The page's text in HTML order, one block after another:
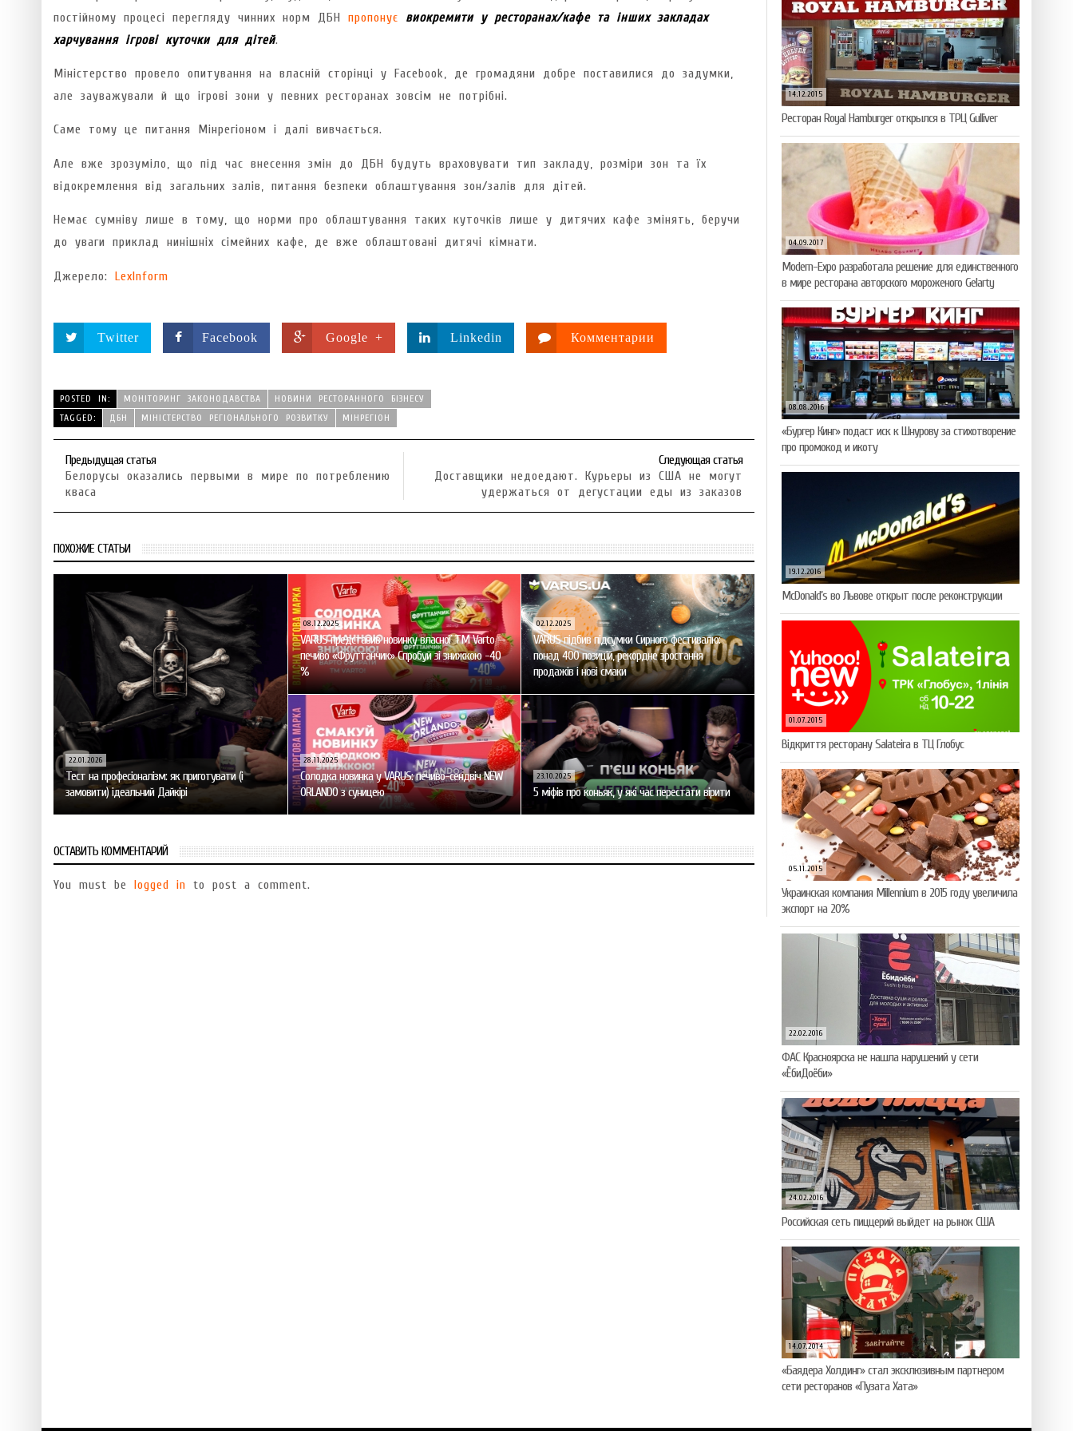
постійному процесі перегляду чинних норм ДБН пропонує
виокремити у ресторанах/кафе та інших закладах
харчування ігрові куточки для дітей.
Міністерство провело опитування на власній сторінці у Facebook, де громадяни добре поставилися до задумки,
але зауважували й що ігрові зони у певних ресторанах зовсім не потрібні.
Саме тому це питання Мінрегіоном і далі вивчається.
Але вже зрозуміло, що під час внесення змін до ДБН будуть враховувати тип закладу, розміри зон та їх
відокремлення від загальних залів, питання безпеки облаштування зон/залів для дітей.
Немає сумніву лише в тому, що норми про облаштування таких куточків лише у дитячих кафе змінять, беручи
до уваги приклад нинішніх сімейних кафе, де вже облаштовані дитячі кімнати.
Джерело: LexInform
Twitter Facebook Google + Linkedin Комментарии
POSTED IN: МОНІТОРИНГ ЗАКОНОДАВСТВА
НОВИНИ РЕСТОРАННОГО БІЗНЕСУ
TAGGED:
ДБН МІНІСТЕРСТВО РЕГІОНАЛЬНОГО РОЗВИТКУ МІНРЕГІОН
Предыдущая статья
Белорусы оказались первыми в мире по потреблению
кваса
Следующая статья
Доставщики недоедают. Курьеры из США не могут
удержаться от дегустации еды из заказов
ПОХОЖИЕ СТАТЬИ
22.01.2026
Тест на професіоналізм: як приготувати (і
замовити) ідеальний Дайкірі
08.12.2025
VARUS представив новинку власної ТМ Varto —
печиво «Фруттанчик» Спробуй зі знижкою -40
%
02.12.2025
VARUS підбив підсумки Сирного фестивалю:
понад 400 позицій, рекордне зростання
продажів і нові смаки
28.11.2025
Солодка новинка у VARUS: печиво-сендвіч NEW
ORLANDO з суницею
23.10.2025
5 міфів про коньяк, у які час перестати вірити
ОСТАВИТЬ КОММЕНТАРИЙ
You must be logged in to post a comment.
14.12.2015
Ресторан Royal Hamburger открылся в ТРЦ Gulliver
04.09.2017
Modern-Expo разработала решение для единственного
в мире ресторана авторского мороженого Gelarty
08.08.2016
«Бургер Кинг» подаст иск к Шнурову за стихотворение
про промокод и икоту
19.12.2016
McDonald’s во Львове открыт после реконструкции
01.07.2015
Відкриття ресторану Salateirа в ТЦ Глобус
05.11.2015
Украинская компания Millennium в 2015 году увеличила
экспорт на 20%
22.02.2016
ФАС Красноярска не нашла нарушений у сети
«ЁбиДоёби»
24.02.2016
Российская сеть пиццерий выйдет на рынок США
14.07.2014
«Баядера Холдинг» стал эксклюзивным партнером
сети ресторанов «Пузата Хата»